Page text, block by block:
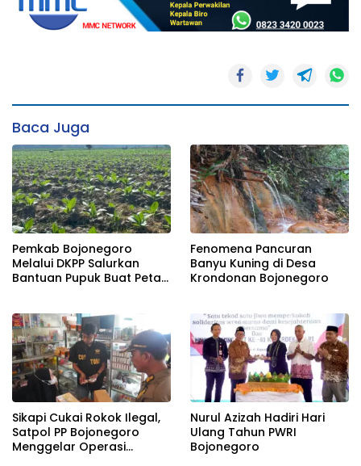
Baca Juga
Pemkab Bojonegoro
Melalui DKPP Salurkan
Bantuan Pupuk Buat Petani
Fenomena Pancuran
Banyu Kuning di Desa
Krondonan Bojonegoro
Sikapi Cukai Rokok Ilegal,
Satpol PP Bojonegoro
Menggelar Operasi
Nurul Azizah Hadiri Hari
Ulang Tahun PWRI
Bojonegoro